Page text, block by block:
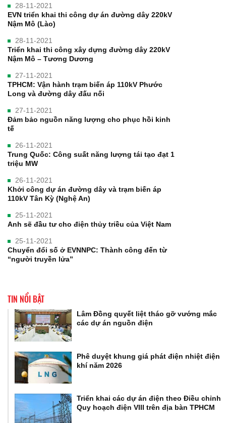
28-11-2021
EVN triển khai thi công dự án đường dây 220kV
Nậm Mô (Lào)
28-11-2021
Triển khai thi công xây dựng đường dây 220kV
Nậm Mô – Tương Dương
27-11-2021
TPHCM: Vận hành trạm biến áp 110kV Phước
Long và đường dây đấu nối
27-11-2021
Đảm bảo nguồn năng lượng cho phục hồi kinh
tế
26-11-2021
Trung Quốc: Công suất năng lượng tái tạo đạt 1
triệu MW
26-11-2021
Khởi công dự án đường dây và trạm biến áp
110kV Tân Kỳ (Nghệ An)
25-11-2021
Anh sẽ đầu tư cho điện thủy triều của Việt Nam
25-11-2021
Chuyển đổi số ở EVNNPC: Thành công đến từ
“người truyền lửa”
TIN NỔI BẬT
Lâm Đồng quyết liệt tháo gỡ vướng mắc
các dự án nguồn điện
Phê duyệt khung giá phát điện nhiệt điện
khí năm 2026
Triển khai các dự án điện theo Điều chỉnh
Quy hoạch điện VIII trên địa bàn TPHCM